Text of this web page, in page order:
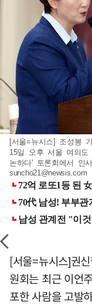
[서울=뉴시스] 조성봉
15일 오후 서울 여의도
논하다' 토론회에서 인
suncho21@newsis.com
[서울=뉴시스]권
원회는 최근 이언
포한 사람을 고발